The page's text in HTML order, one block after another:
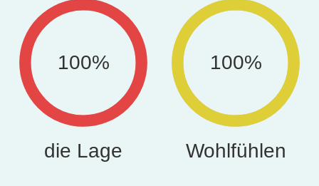
100%
die Lage
100%
Wohlfühlen